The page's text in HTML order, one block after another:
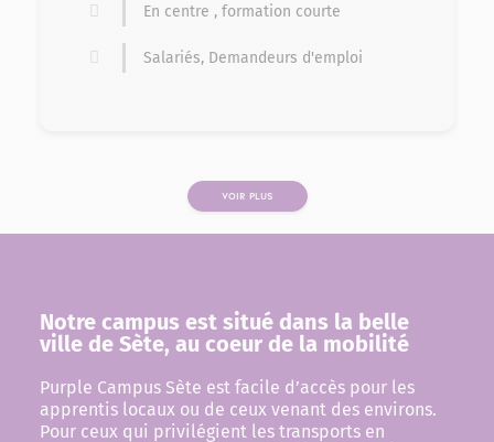
En centre , formation courte
Salariés, Demandeurs d'emploi
VOIR PLUS
Notre campus est situé dans la belle
ville de Sète, au coeur de la mobilité
Purple Campus Sète est facile d’accès pour les
apprentis locaux ou de ceux venant des environs.
Pour ceux qui privilégient les transports en